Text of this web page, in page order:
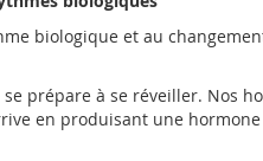
biologique et au
prépare à se réveiller. Nos
en produisant une